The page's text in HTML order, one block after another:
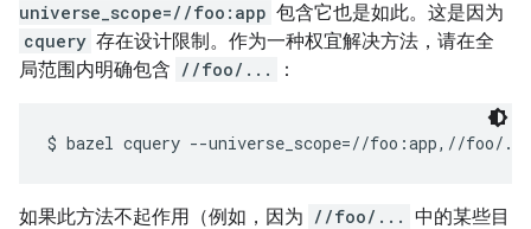
universe_scope=//foo:app 包含它也是如此。这是因为
cquery 存在设计限制。作为一种权宜解决方法，请在全
局范围内明确包含 //foo/... ：
如果此方法不起作用（例如，因为 //foo/... 中的某些目